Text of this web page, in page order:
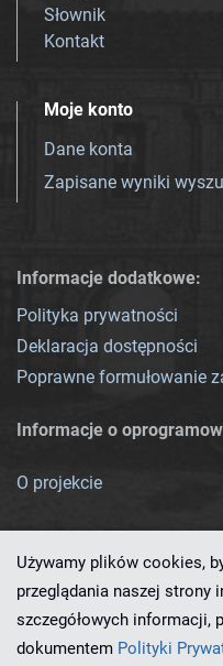
Słownik
Kontakt
Moje konto
Dane konta
Zapisane wyniki
Informacje dodatkowe:
Polityka prywatności
Deklaracja dostępności
Poprawne formułowanie
Informacje o
O projekcie
Ten serwis działa dzięki
Używamy plików cookies,
przeglądania naszej strony
szczegółowych informacji,
dokumentem Polityki